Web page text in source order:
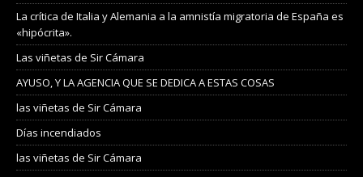
La crítica de Italia y Alemania a la amnistía migratoria de España es
«hipócrita».
Las viñetas de Sir Cámara
AYUSO, Y LA AGENCIA QUE SE DEDICA A ESTAS COSAS
las viñetas de Sir Cámara
Días incendiados
las viñetas de Sir Cámara